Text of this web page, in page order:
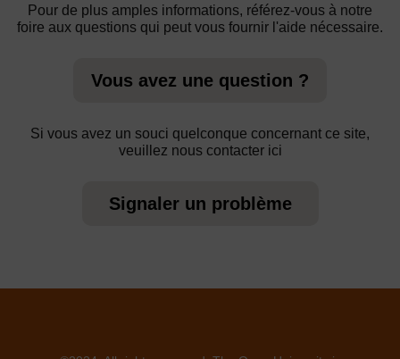
Pour de plus amples informations, référez-vous à notre
foire aux questions qui peut vous fournir l'aide nécessaire.
Vous avez une question ?
Si vous avez un souci quelconque concernant ce site,
veuillez nous contacter ici
Signaler un problème